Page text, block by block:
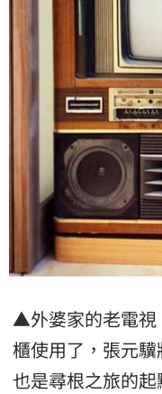
▲外婆家的老電視
櫃使用了，張元驥
也是尋根之旅的起